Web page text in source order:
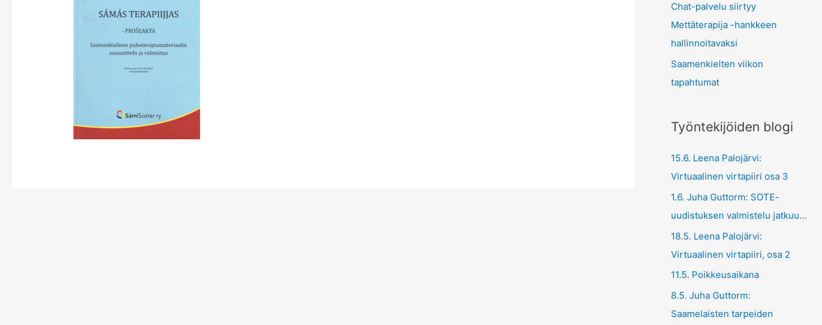
Chat-palvelu siirtyy
Mettäterapija -hankkeen
hallinnoitavaksi
Saamenkielten viikon
tapahtumat
Työntekijöiden blogi
15.6. Leena Palojärvi:
Virtuaalinen virtapiiri osa 3
1.6. Juha Guttorm: SOTE-
uudistuksen valmistelu jatkuu…
18.5. Leena Palojärvi:
Virtuaalinen virtapiiri, osa 2
11.5. Poikkeusaikana
8.5. Juha Guttorm:
Saamelaisten tarpeiden